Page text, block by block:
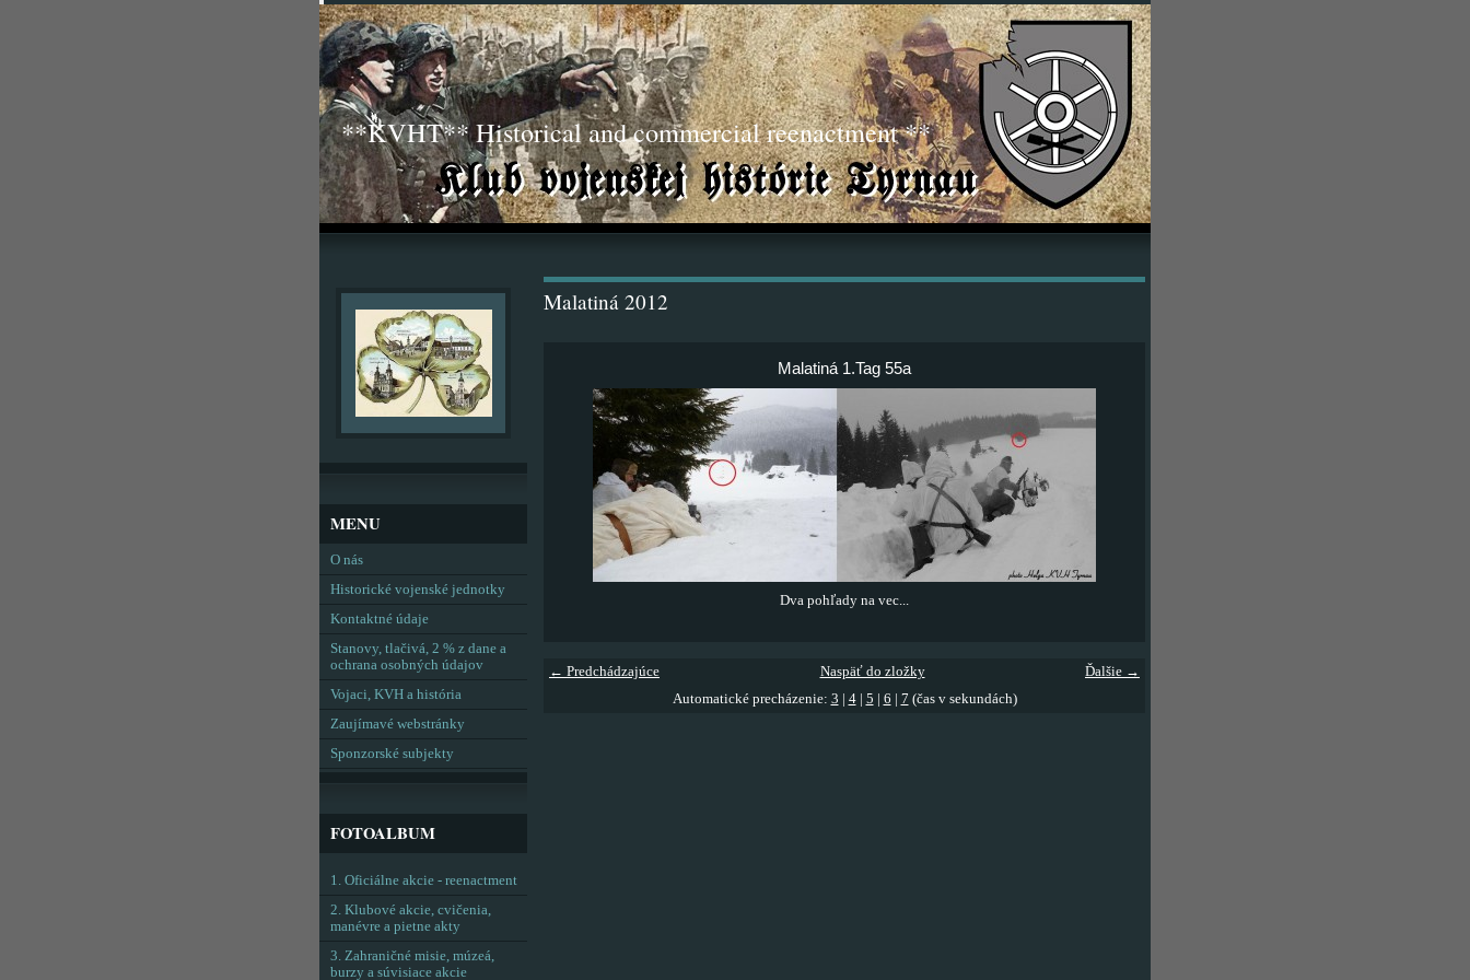
**KVHT** Historical and commercial reenactment **
Malatiná 2012
Malatiná 1.Tag 55a
Dva pohľady na vec...
← Predchádzajúce Ďalšie →
Naspäť do zložky
Automatické precházenie: 3 4| 5 6 7 (čas v sekundách)
MENU
O nás
Historické vojenské jednotky
Kontaktné údaje
Stanovy, tlačivá, 2 % z dane a
ochrana osobných údajov
Vojaci, KVH a história
Zaujímavé webstránky
Sponzorské subjekty
FOTOALBUM
1. Oficiálne akcie - reenactment
2. Klubové akcie, cvičenia,
manévre a pietne akty
3. Zahraničné misie, múzeá,
burzy a súvisiace akcie